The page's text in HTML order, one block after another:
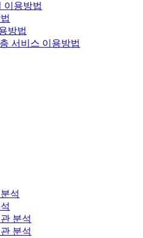
이용방법
방법
서비스 이용방법
석
분석
분석